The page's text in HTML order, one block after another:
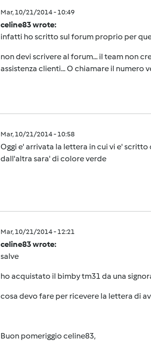
Mar, 10/21/2014 - 10:49
celine83 wrote:
infatti ho scritto sul forum proprio per
non devi scrivere al forum... il team non
assistenza clienti... O chiamare il numero
Mar, 10/21/2014 - 10:58
Oggi e' arrivata la lettera in cui vi e'
dall'altra sara' di colore verde
Mar, 10/21/2014 - 12:21
celine83 wrote:
salve
ho acquistato il bimby tm31 da una
cosa devo fare per ricevere la lettera di
Buon pomeriggio celine83,